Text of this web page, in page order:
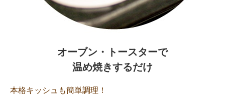
オーブン・トースターで
温め焼きするだけ
本格キッシュも簡単調理！